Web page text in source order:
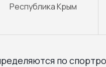
Республика Крым
по